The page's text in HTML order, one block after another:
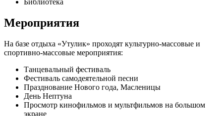
Мероприятия
На базе отдыха «Утулик» проходят культурно-массовые и
спортивно-массовые мероприятия:
Танцевальный фестиваль
Фестиваль самодеятельной песни
Празднование Нового года, Масленицы
День Нептуна
Просмотр кинофильмов и мультфильмов на большом
экране